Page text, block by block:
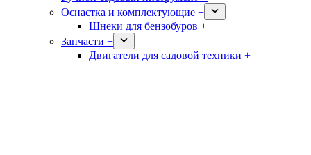
Оснастка и комплектующие +
Шнеки для бензобуров +
Запчасти +
Двигатели для садовой техники +